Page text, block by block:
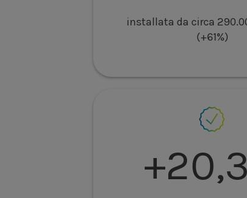
installata da circa
(+61%)